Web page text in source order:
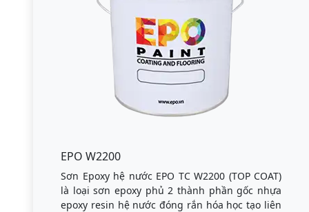
EPO W2200
Sơn Epoxy hệ nước EPO TC W2200 (TOP COAT)
là loại sơn epoxy phủ 2 thành phần gốc nhựa
epoxy resin hệ nước đóng rắn hóa học tạo liên